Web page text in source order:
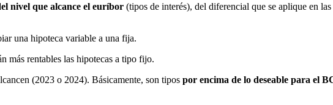
nivel que alcance el euríbor (tipos de interés), del diferencial que se aplique en
una hipoteca variable a una fija.
más rentables las hipotecas a tipo fijo.
(2023 o 2024). Básicamente, son tipos por encima de lo deseable para el